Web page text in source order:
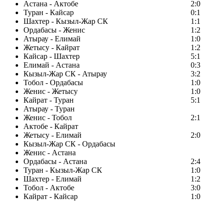
Астана - Актобе
2:0
Туран - Кайсар
0:1
Шахтер - Кызыл-Жар СК
1:1
Ордабасы - Женис
1:2
Атырау - Елимай
1:0
Жетысу - Кайрат
1:2
Кайсар - Шахтер
5:1
Елимай - Астана
0:3
Кызыл-Жар СК - Атырау
3:2
Тобол - Ордабасы
1:0
Женис - Жетысу
1:0
Кайрат - Туран
5:1
Атырау - Туран
Женис - Тобол
2:1
Актобе - Кайрат
Жетысу - Елимай
2:0
Кызыл-Жар СК - Ордабасы
Женис - Астана
Ордабасы - Астана
2:4
Туран - Кызыл-Жар СК
1:0
Шахтер - Елимай
1:2
Тобол - Актобе
3:0
Кайрат - Кайсар
1:0